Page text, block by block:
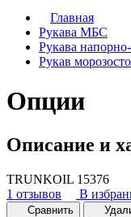
Главная
Рукава МБС
Рукава
Рукав
Опции
Описание и
TRUNKOIL 15376
1 отзывов
В
Сравнить